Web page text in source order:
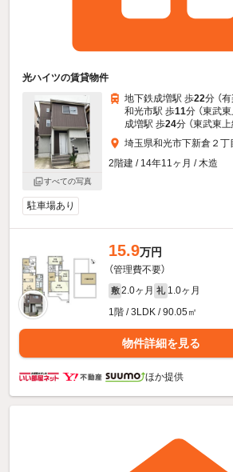
光ハイツの賃貸物件
すべての写真
地下鉄成増駅 歩22分 （
和光市駅 歩11分 （東武
成増駅 歩24分 （東武東上
埼玉県和光市下新倉２丁
2階建 / 14年11ヶ月 / 木造
駐車場あり
15.9万円
（管理費不要）
敷 2.0ヶ月 礼 1.0ヶ月
1階 / 3LDK / 90.05㎡
物件詳細を見る
ほか提供